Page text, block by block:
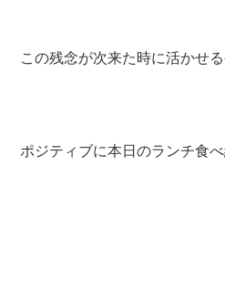
この残念が次来た時に活かせ
ポジティブに本日のランチ食